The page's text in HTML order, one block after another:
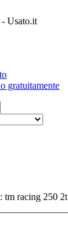
- Usato.it
gratuitamente
tm racing 250 2t